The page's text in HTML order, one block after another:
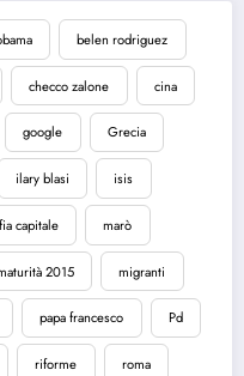
belen rodriguez
checco zalone cina
google Grecia
ilary blasi isis
capitale marò
2015 migranti
papa francesco Pd
riforme roma